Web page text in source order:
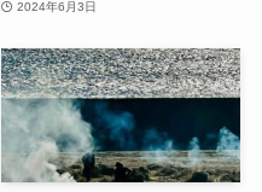
2024年6月3日